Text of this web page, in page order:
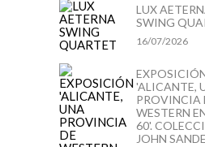
LUX
SWING
16/07/2026
'ALICANTE,
PROVINCIA
WESTERN
60'.
JOHN